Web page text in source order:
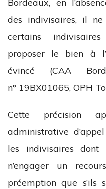
des indivisaires, il
certains
proposer le bien à
évincé (CAA
n° 19BX01065, OPH
Cette précision
administrative
les indivisaires
n’engager un
préemption que s’ils